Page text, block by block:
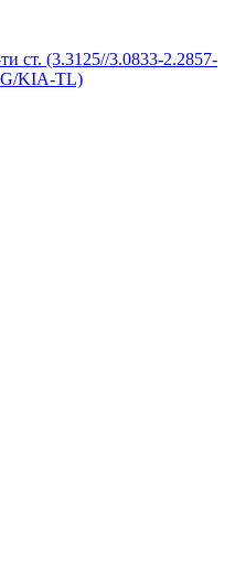
ст. (3.3125//3.0833-2.2857-
KIA-TL)